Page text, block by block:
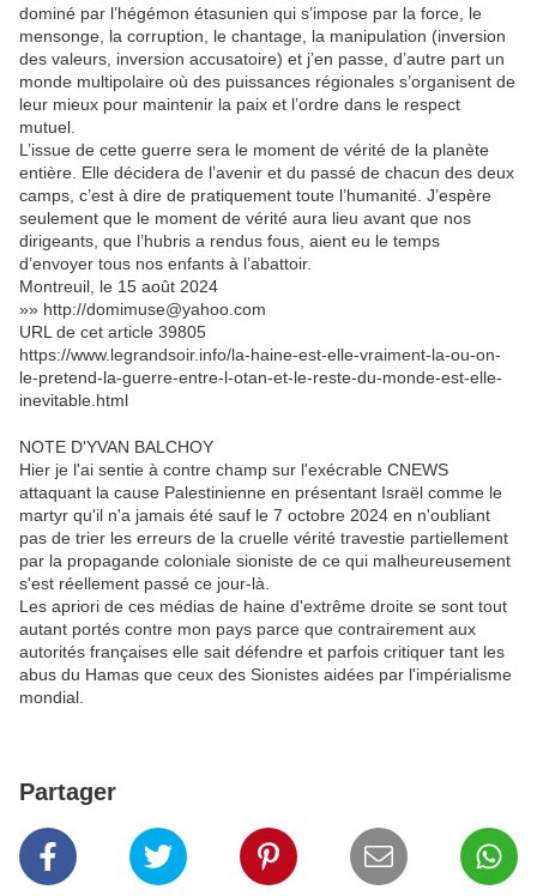
dominé par l’hégémon étasunien qui s’impose par la force, le
mensonge, la corruption, le chantage, la manipulation (inversion
des valeurs, inversion accusatoire) et j’en passe, d’autre part un
monde multipolaire où des puissances régionales s’organisent de
leur mieux pour maintenir la paix et l’ordre dans le respect
mutuel.
L’issue de cette guerre sera le moment de vérité de la planète
entière. Elle décidera de l’avenir et du passé de chacun des deux
camps, c’est à dire de pratiquement toute l’humanité. J’espère
seulement que le moment de vérité aura lieu avant que nos
dirigeants, que l’hubris a rendus fous, aient eu le temps
d’envoyer tous nos enfants à l’abattoir.
Montreuil, le 15 août 2024
»» http://domimuse@yahoo.com
URL de cet article 39805
https://www.legrandsoir.info/la-haine-est-elle-vraiment-la-ou-on-
le-pretend-la-guerre-entre-l-otan-et-le-reste-du-monde-est-elle-
inevitable.html
NOTE D'YVAN BALCHOY
Hier je l'ai sentie à contre champ sur l'exécrable CNEWS
attaquant la cause Palestinienne en présentant Israël comme le
martyr qu'il n'a jamais été sauf le 7 octobre 2024 en n'oubliant
pas de trier les erreurs de la cruelle vérité travestie partiellement
par la propagande coloniale sioniste de ce qui malheureusement
s'est réellement passé ce jour-là.
Les apriori de ces médias de haine d'extrême droite se sont tout
autant portés contre mon pays parce que contrairement aux
autorités françaises elle sait défendre et parfois critiquer tant les
abus du Hamas que ceux des Sionistes aidées par l'impérialisme
mondial.
Partager